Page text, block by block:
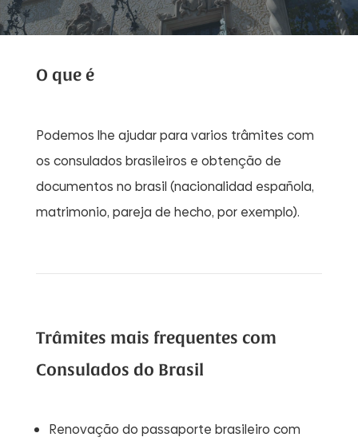
O que é
Podemos lhe ajudar para varios trâmites com
os consulados brasileiros e obtenção de
documentos no brasil (nacionalidad española,
matrimonio, pareja de hecho, por exemplo).
Trâmites mais frequentes com
Consulados do Brasil
Renovação do passaporte brasileiro com